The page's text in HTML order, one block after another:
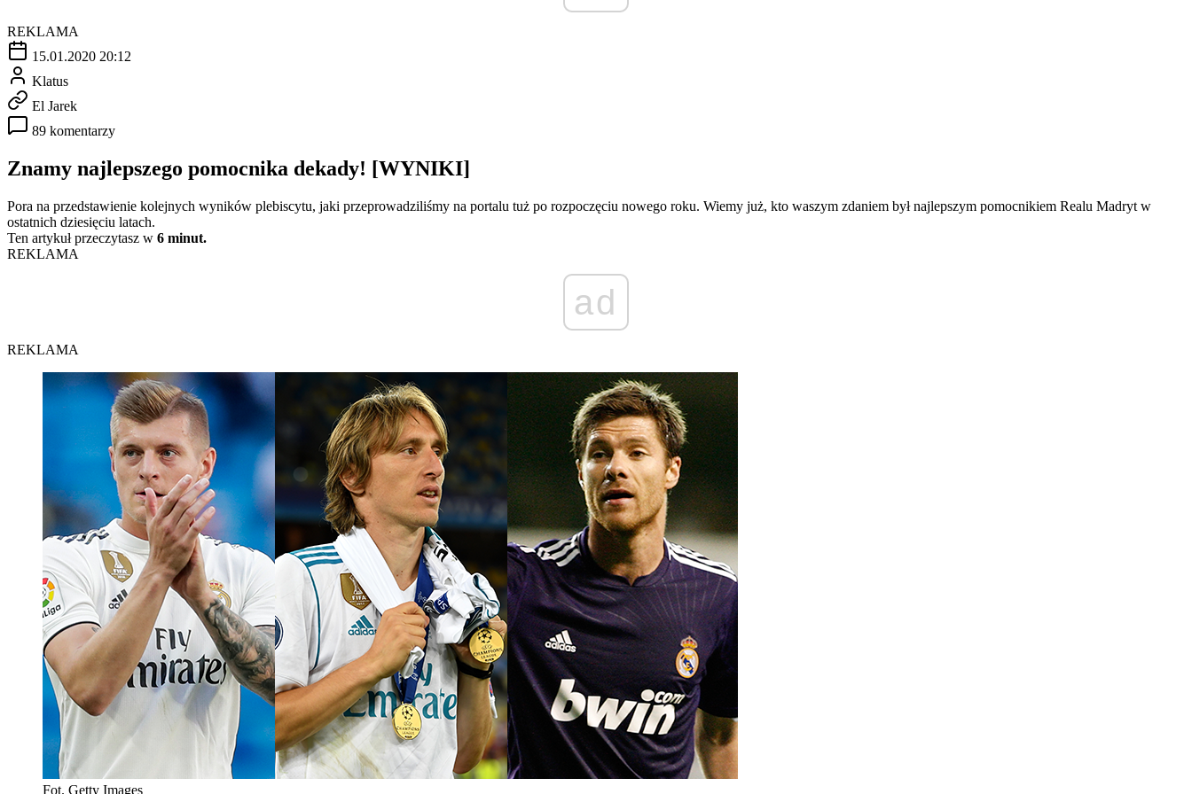
REKLAMA
15.01.2020 20:12
Klatus
El Jarek
89 komentarzy
Znamy najlepszego pomocnika dekady! [WYNIKI]
Pora na przedstawienie kolejnych wyników plebiscytu, jaki przeprowadziliśmy na portalu tuż po rozpoczęciu nowego roku. Wiemy już, kto waszym zdaniem był najlepszym pomocnikiem Realu Madryt w
ostatnich dziesięciu latach.
Ten artykuł przeczytasz w 6 minut.
REKLAMA
ad
REKLAMA
Fot. Getty Images